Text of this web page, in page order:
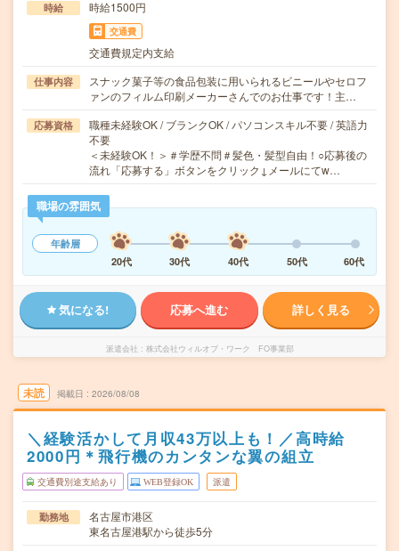
時給 時給1500円
交通費
交通費規定内支給
仕事内容
スナック菓子等の食品包装に用いられるビニールやセロフ
ァンのフィルム印刷メーカーさんでのお仕事です！主…
応募資格
職種未経験OK / ブランクOK / パソコンスキル不要 / 英語力
不要
＜未経験OK！＞＃学歴不問＃髪色・髪型自由！○応募後の
流れ「応募する」ボタンをクリック↓メールにてw…
職場の雰囲気
年齢層
20代
30代 40代 50代 60代
気になる! 応募へ進む 詳しく見る
派遣会社 株式会社ウィルオブ・ワーク FO事業部
未読 掲載日 2026/08/08
＼経験活かして月収43万以上も！／高時給
2000円＊飛行機のカンタンな翼の組立
交通費別途支給あり WEB登録OK 派遣
勤務地
名古屋市港区
東名古屋港駅から徒歩5分